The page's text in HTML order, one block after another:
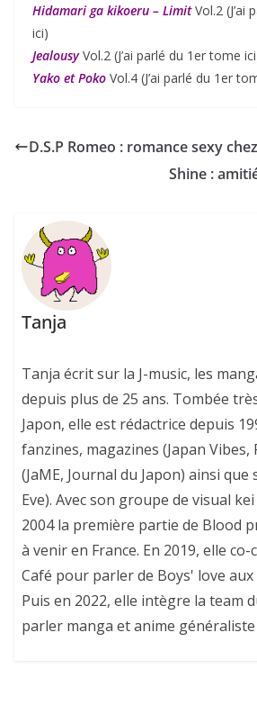
Hidamari ga kikoeru – LimitVol.2 (J’ai
ici)
JealousyVol.2 (J’ai parlé du 1er tome
Yako et Poko Vol.4 (J’ai parlé du 1er
D.S.P Romeo : romance sexy
Shine :
Tanja
Tanja écrit sur la J-music, les
depuis plus de 25 ans. Tombée
Japon, elle est rédactrice depuis
fanzines, magazines (Japan Vibes,
(JaME, Journal du Japon) ainsi
Eve). Avec son groupe de visual
2004 la première partie de Blood
à venir en France. En 2019, elle
Café pour parler de Boys' love
Puis en 2022, elle intègre la team
parler manga et anime